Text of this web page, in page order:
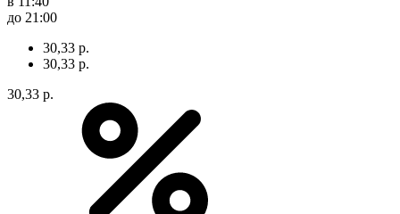
до 21:00
30,33 р.
30,33 р.
30,33 р.